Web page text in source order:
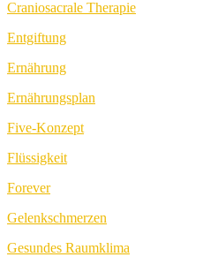
Craniosacrale Therapie
Entgiftung
Ernährung
Ernährungsplan
Five-Konzept
Flüssigkeit
Forever
Gelenkschmerzen
Gesundes Raumklima